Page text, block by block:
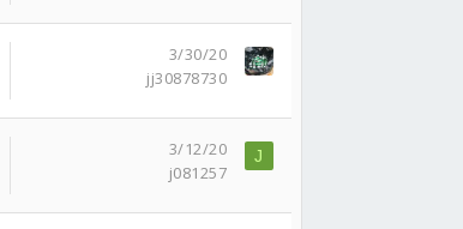
3/30/20
jj30878730
3/12/20
j081257
J